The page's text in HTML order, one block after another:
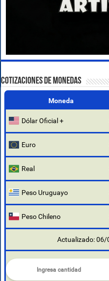
COTIZACIONES DE MONEDAS
Moneda
Dólar Oficial +
Euro
Real
Peso Uruguayo
Peso Chileno
Actualizado: